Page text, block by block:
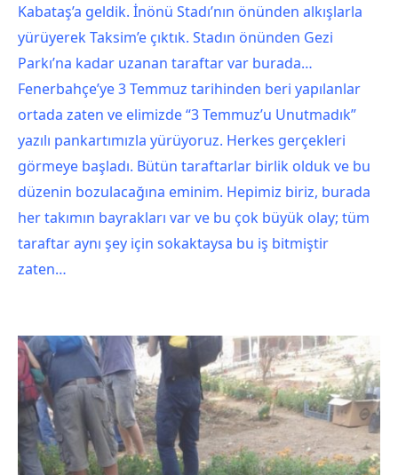
Kabataş’a geldik. İnönü Stadı’nın önünden alkışlarla
yürüyerek Taksim’e çıktık. Stadın önünden Gezi
Parkı’na kadar uzanan taraftar var burada…
Fenerbahçe’ye 3 Temmuz tarihinden beri yapılanlar
ortada zaten ve elimizde “3 Temmuz’u Unutmadık”
yazılı pankartımızla yürüyoruz. Herkes gerçekleri
görmeye başladı. Bütün taraftarlar birlik olduk ve bu
düzenin bozulacağına eminim. Hepimiz biriz, burada
her takımın bayrakları var ve bu çok büyük olay; tüm
taraftar aynı şey için sokaktaysa bu iş bitmiştir
zaten…